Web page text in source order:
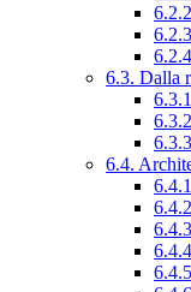
6.3. Dalla
6.4.